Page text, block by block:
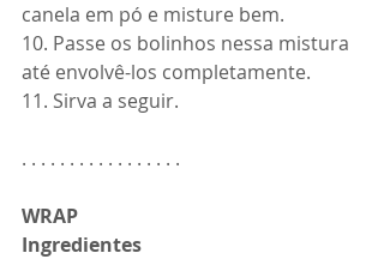
canela em pó e misture bem.
10. Passe os bolinhos nessa mistura
até envolvê-los completamente.
11. Sirva a seguir.
. . . . . . . . . . . . . . . . .
WRAP
Ingredientes